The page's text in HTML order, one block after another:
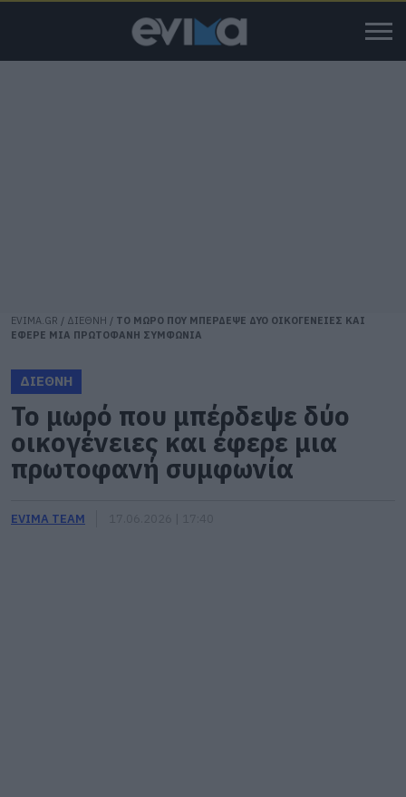
EVIMA.GR / ΔΙΕΘΝΗ / ΤΟ ΜΩΡΟ ΠΟΥ ΜΠΕΡΔΕΨΕ ΔΥΟ ΟΙΚΟΓΕΝΕΙΕΣ ΚΑΙ
ΕΦΕΡΕ ΜΙΑ ΠΡΩΤΟΦΑΝΗ ΣΥΜΦΩΝΙΑ
ΔΙΕΘΝΗ
Το μωρό που μπέρδεψε δύο
οικογένειες και έφερε μια
πρωτοφανή συμφωνία
EVIMA TEAM